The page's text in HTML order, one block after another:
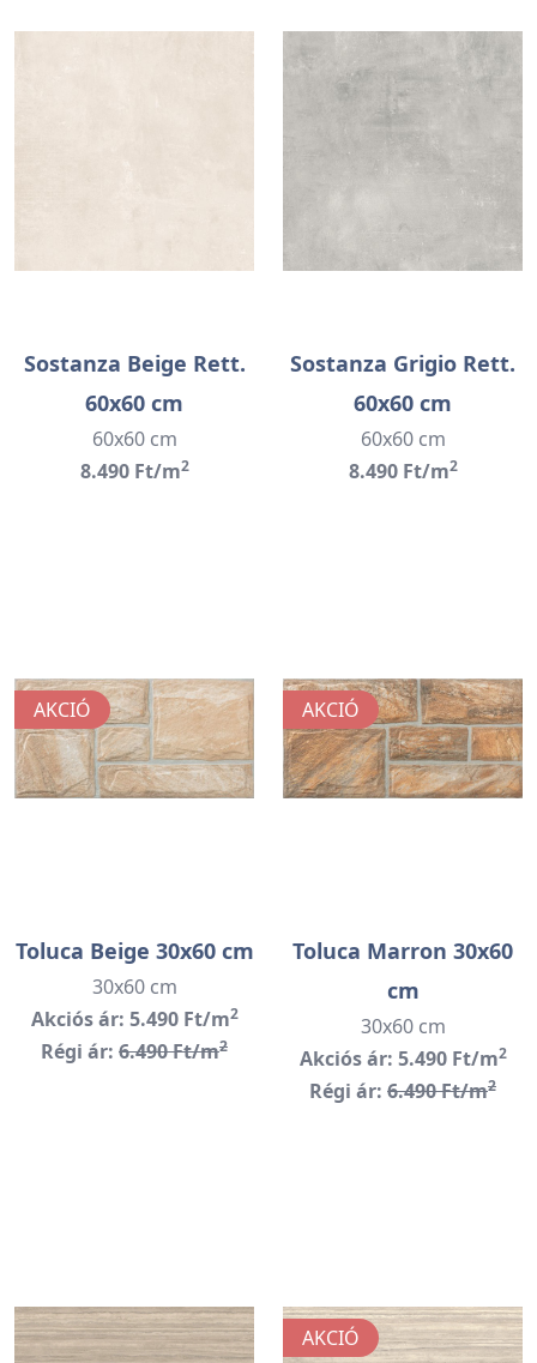
Sostanza Beige Rett.
60x60 cm
60x60 cm
8.490 Ft/m2
Sostanza Grigio Rett.
60x60 cm
60x60 cm
8.490 Ft/m2
AKCIÓ
Toluca Beige 30x60 cm
30x60 cm
Akciós ár: 5.490 Ft/m2
Régi ár: 6.490 Ft/m2
AKCIÓ
Toluca Marron 30x60
cm
30x60 cm
Akciós ár: 5.490 Ft/m2
Régi ár: 6.490 Ft/m2
AKCIÓ